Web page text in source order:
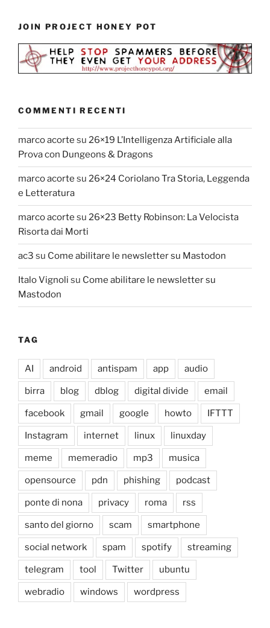
JOIN PROJECT HONEY POT
COMMENTI RECENTI
marco acorte su 26×19 L’Intelligenza Artificiale alla
Prova con Dungeons & Dragons
marco acorte su 26×24 Coriolano Tra Storia, Leggenda
e Letteratura
marco acorte su 26×23 Betty Robinson: La Velocista
Risorta dai Morti
ac3 su Come abilitare le newsletter su Mastodon
Italo Vignoli su Come abilitare le newsletter su
Mastodon
TAG
AI android antispam app audio
birra blog dblog digital divide email
facebook gmail google howto IFTTT
Instagram internet linux linuxday
meme memeradio mp3 musica
opensource pdn phishing podcast
ponte di nona privacy roma rss
santo del giorno scam smartphone
social network spam spotify streaming
telegram tool Twitter ubuntu
webradio windows wordpress